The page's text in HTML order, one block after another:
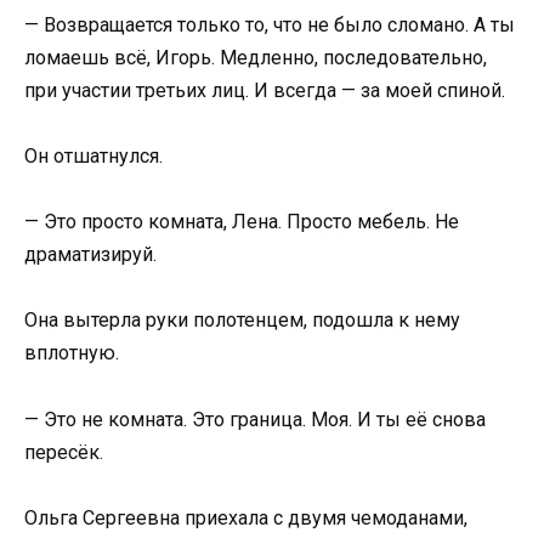
— Возвращается только то, что не было сломано. А ты
ломаешь всё, Игорь. Медленно, последовательно,
при участии третьих лиц. И всегда — за моей спиной.
Он отшатнулся.
— Это просто комната, Лена. Просто мебель. Не
драматизируй.
Она вытерла руки полотенцем, подошла к нему
вплотную.
— Это не комната. Это граница. Моя. И ты её снова
пересёк.
Ольга Сергеевна приехала с двумя чемоданами,